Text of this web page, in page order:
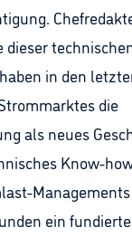
dieser
in den
die
als neues
Know-
ein